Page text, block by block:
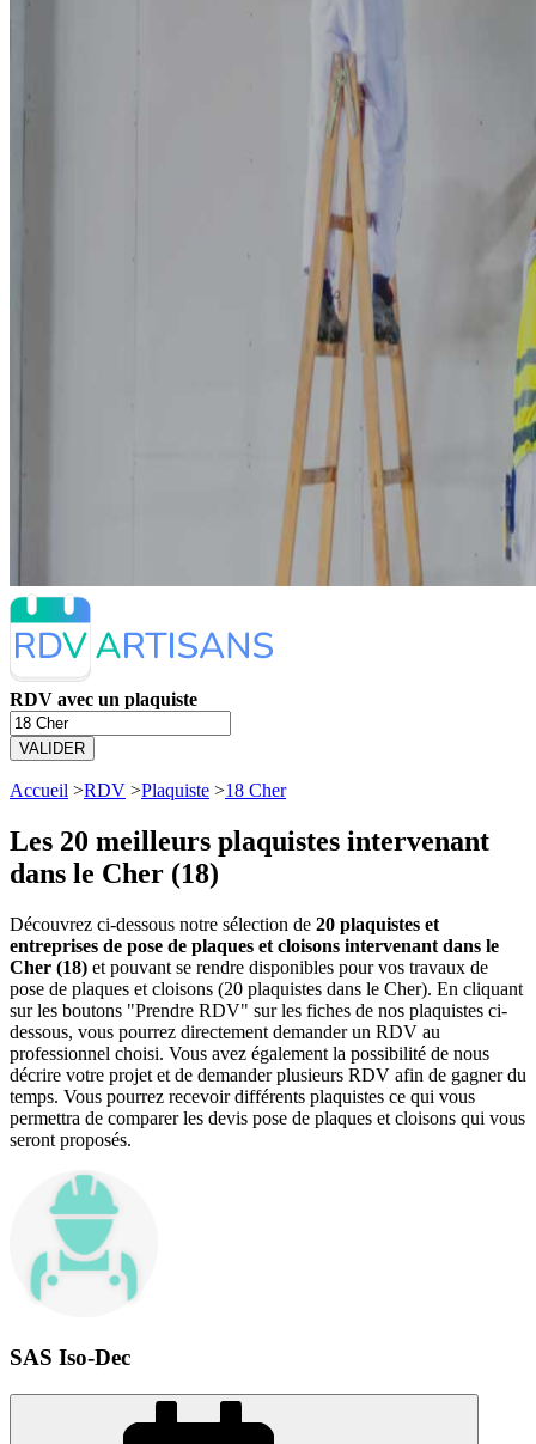
RDV avec un plaquiste
VALIDER
Accueil >RDV >Plaquiste >18 Cher
Les 20 meilleurs plaquistes intervenant
dans le Cher (18)
Découvrez ci-dessous notre sélection de 20 plaquistes et
entreprises de pose de plaques et cloisons intervenant dans le
Cher (18) et pouvant se rendre disponibles pour vos travaux de
pose de plaques et cloisons (20 plaquistes dans le Cher). En cliquant
sur les boutons "Prendre RDV" sur les fiches de nos plaquistes ci-
dessous, vous pourrez directement demander un RDV au
professionnel choisi. Vous avez également la possibilité de nous
décrire votre projet et de demander plusieurs RDV afin de gagner du
temps. Vous pourrez recevoir différents plaquistes ce qui vous
permettra de comparer les devis pose de plaques et cloisons qui vous
seront proposés.
SAS Iso-Dec